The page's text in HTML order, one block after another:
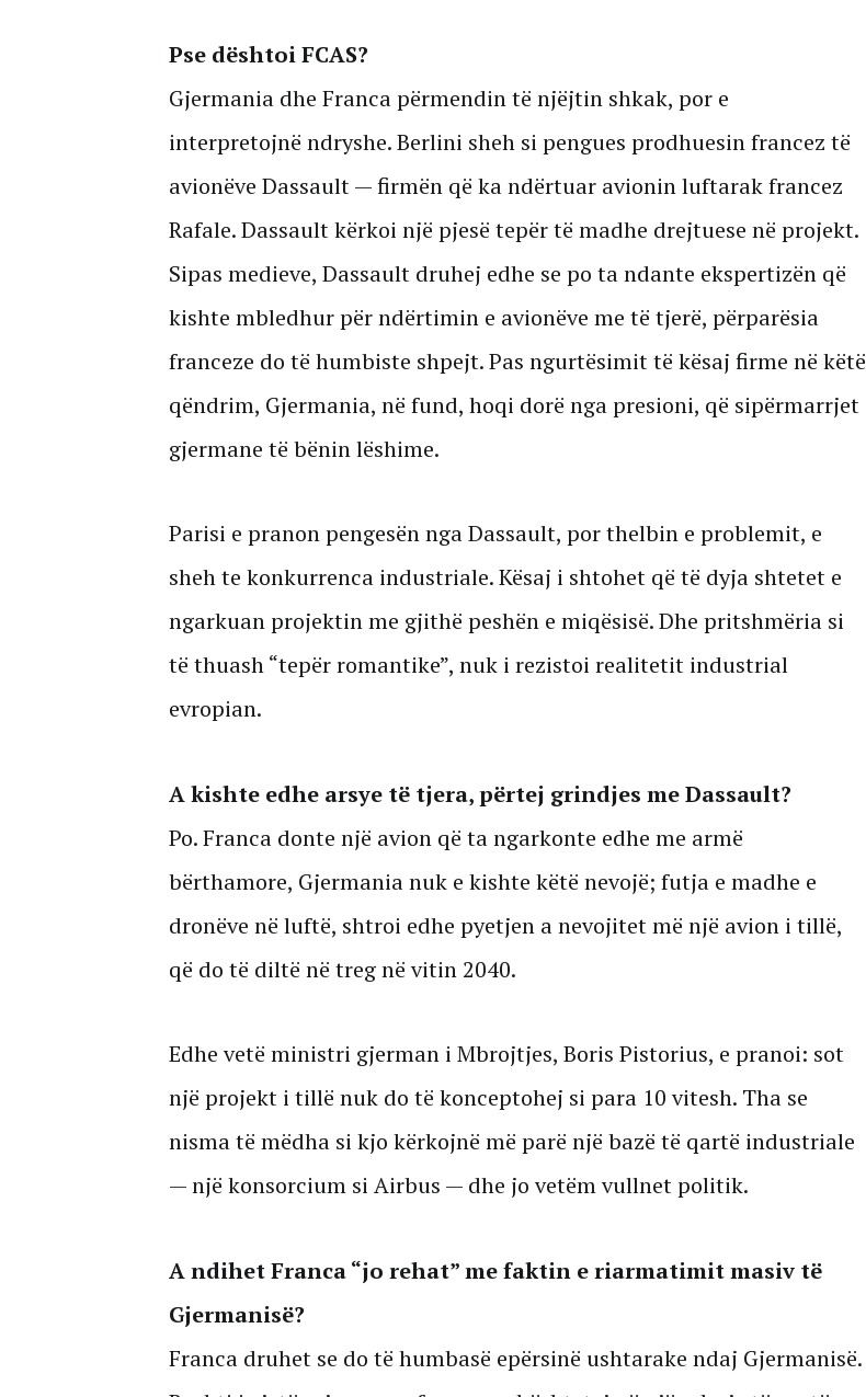
Pse dështoi FCAS?
Gjermania dhe Franca përmendin të njëjtin shkak, por e
interpretojnë ndryshe. Berlini sheh si pengues prodhuesin francez të
avionëve Dassault — firmën që ka ndërtuar avionin luftarak francez
Rafale. Dassault kërkoi një pjesë tepër të madhe drejtuese në projekt.
Sipas medieve, Dassault druhej edhe se po ta ndante ekspertizën që
kishte mbledhur për ndërtimin e avionëve me të tjerë, përparësia
franceze do të humbiste shpejt. Pas ngurtësimit të kësaj firme në këtë
qëndrim, Gjermania, në fund, hoqi dorë nga presioni, që sipërmarrjet
gjermane të bënin lëshime.
Parisi e pranon pengesën nga Dassault, por thelbin e problemit, e
sheh te konkurrenca industriale. Kësaj i shtohet që të dyja shtetet e
ngarkuan projektin me gjithë peshën e miqësisë. Dhe pritshmëria si
të thuash “tepër romantike”, nuk i rezistoi realitetit industrial
evropian.
A kishte edhe arsye të tjera, përtej grindjes me Dassault?
Po. Franca donte një avion që ta ngarkonte edhe me armë
bërthamore, Gjermania nuk e kishte këtë nevojë; futja e madhe e
dronëve në luftë, shtroi edhe pyetjen a nevojitet më një avion i tillë,
që do të diltë në treg në vitin 2040.
Edhe vetë ministri gjerman i Mbrojtjes, Boris Pistorius, e pranoi: sot
një projekt i tillë nuk do të konceptohej si para 10 vitesh. Tha se
nisma të mëdha si kjo kërkojnë më parë një bazë të qartë industriale
— një konsorcium si Airbus — dhe jo vetëm vullnet politik.
A ndihet Franca “jo rehat” me faktin e riarmatimit masiv të
Gjermanisë?
Franca druhet se do të humbasë epërsinë ushtarake ndaj Gjermanisë.